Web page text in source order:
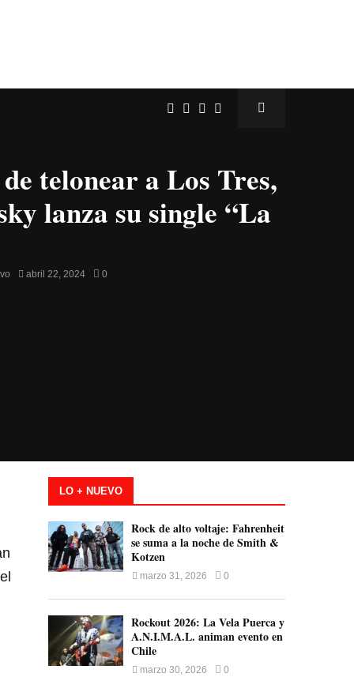
telonear a Los Tres,
lanza su single “La
abril 22, 2024 0
LO + NUEVO
Rock de alto voltaje: Fahrenheit
se suma a la noche de Smith &
Kotzen
marzo 31, 2026 0
Rockout 2026: La Vela Puerca y
A.N.I.M.A.L. animan evento en
Chile
marzo 30, 2026 0